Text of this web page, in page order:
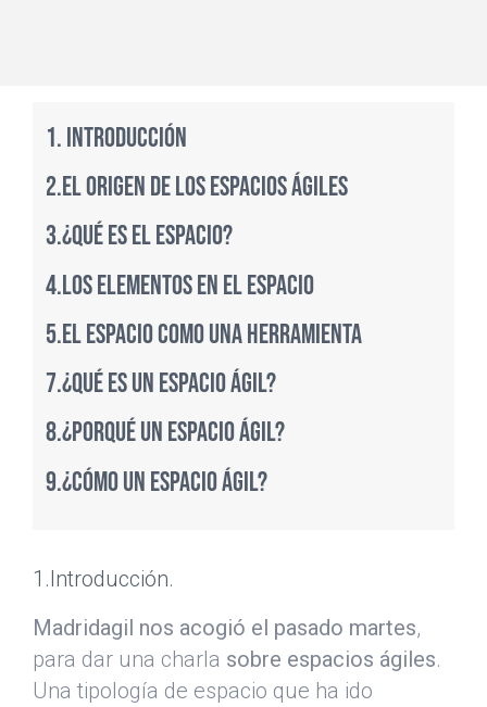
1. Introducción
2.El origen de los espacios ágiles
3.¿Qué es el espacio?
4.Los elementos en el espacio
5.El espacio como una herramienta
7.¿Qué es un espacio ágil?
8.¿Porqué un espacio ágil?
9.¿Cómo un espacio ágil?
1.Introducción.
Madridagil nos acogió el pasado martes,
para dar una charla sobre espacios ágiles.
Una tipología de espacio que ha ido